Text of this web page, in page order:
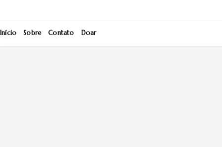
Início Sobre Contato Doar